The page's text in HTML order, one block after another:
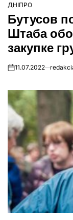
ОПУБЛІКУВАТИ
У
ДНІПРО
Бутусов
Штаба
закупке
on11.07.2022